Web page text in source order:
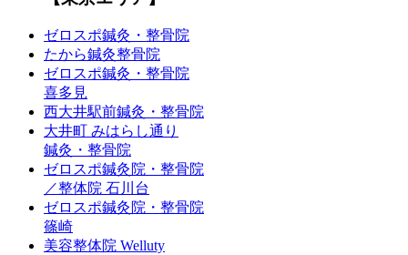
ゼロスポ鍼灸・整骨院
たから鍼灸整骨院
ゼロスポ鍼灸・整骨院
喜多見
西大井駅前鍼灸・整骨院
大井町 みはらし通り
鍼灸・整骨院
ゼロスポ鍼灸院・整骨院
／整体院 石川台
ゼロスポ鍼灸院・整骨院
篠崎
美容整体院 Welluty